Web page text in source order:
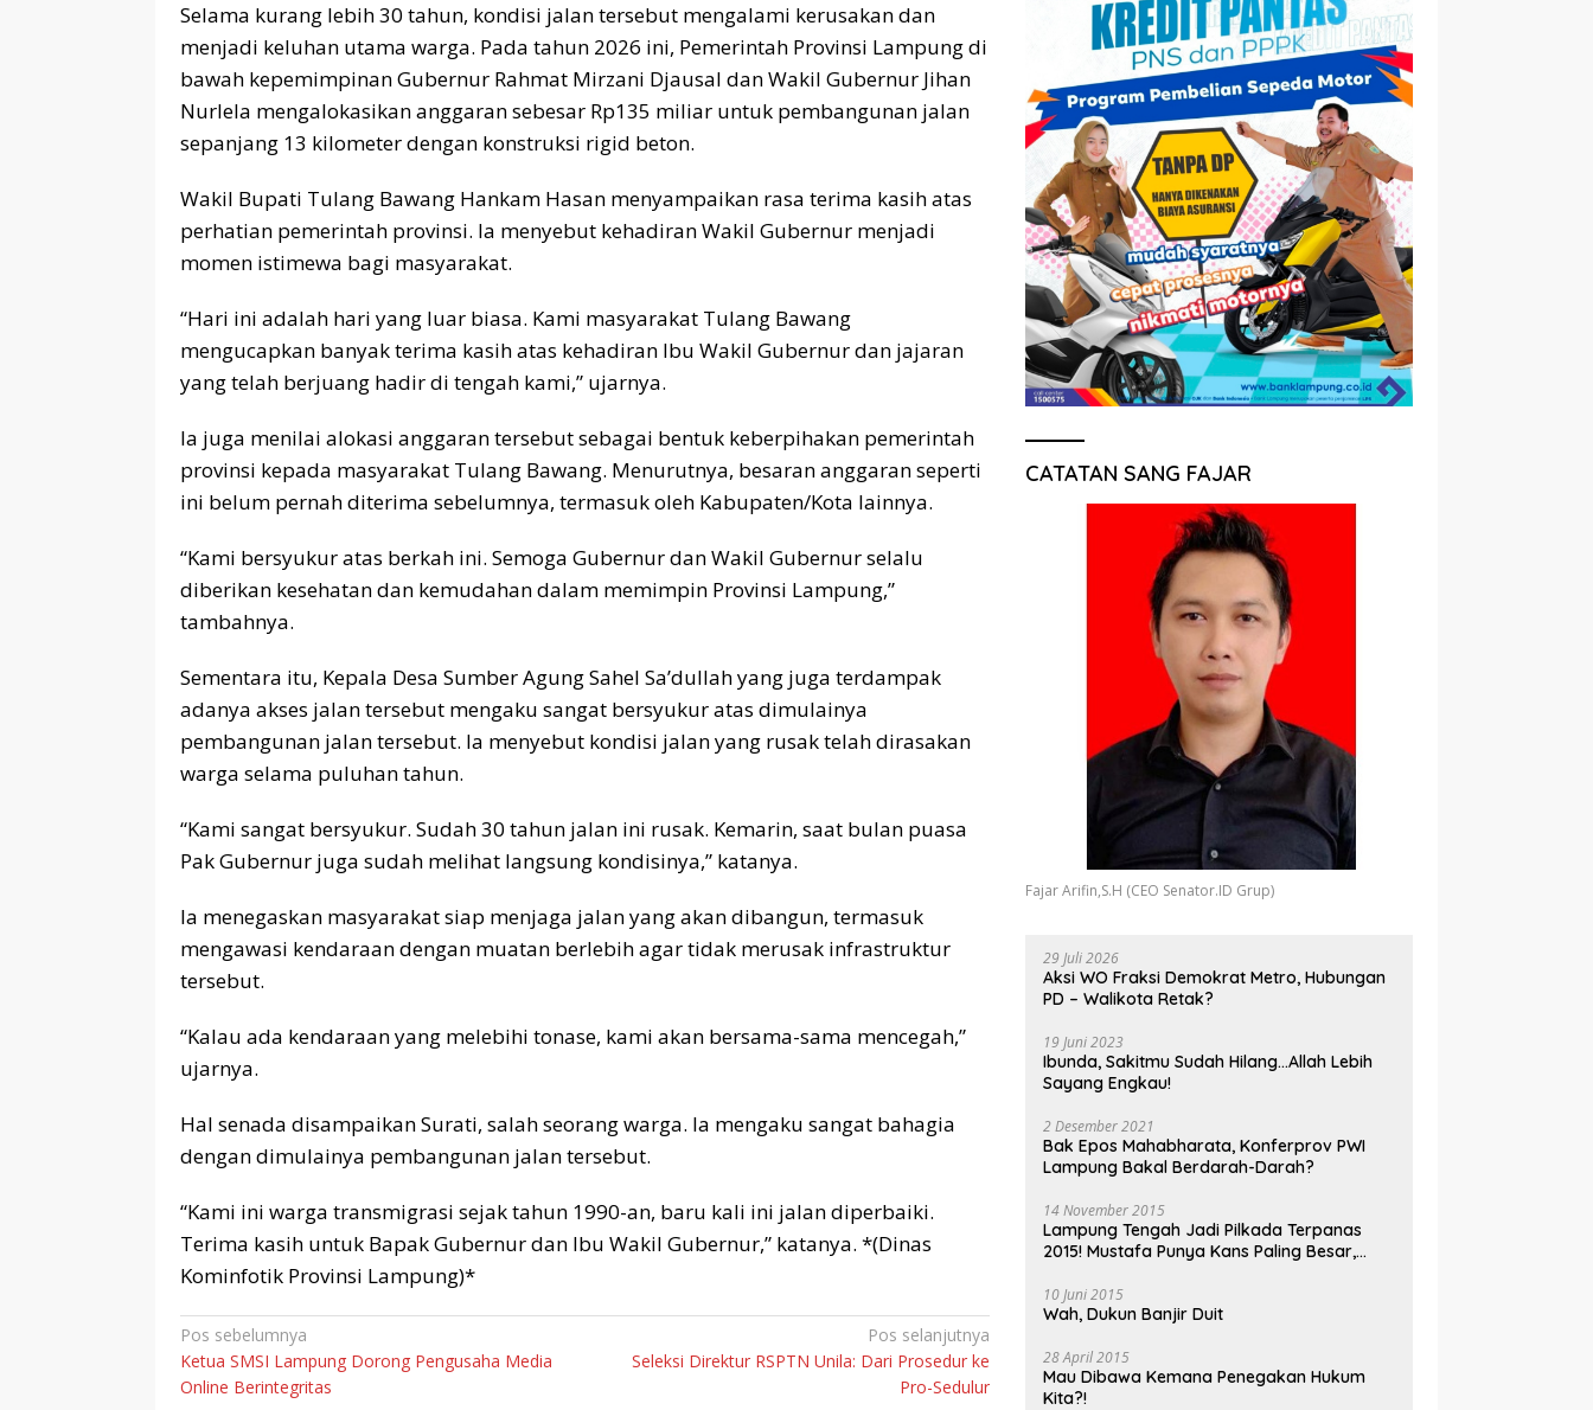
Selama kurang lebih 30 tahun, kondisi jalan tersebut mengalami kerusakan dan
menjadi keluhan utama warga. Pada tahun 2026 ini, Pemerintah Provinsi Lampung di
bawah kepemimpinan Gubernur Rahmat Mirzani Djausal dan Wakil Gubernur Jihan
Nurlela mengalokasikan anggaran sebesar Rp135 miliar untuk pembangunan jalan
sepanjang 13 kilometer dengan konstruksi rigid beton.
Wakil Bupati Tulang Bawang Hankam Hasan menyampaikan rasa terima kasih atas
perhatian pemerintah provinsi. Ia menyebut kehadiran Wakil Gubernur menjadi
momen istimewa bagi masyarakat.
“Hari ini adalah hari yang luar biasa. Kami masyarakat Tulang Bawang
mengucapkan banyak terima kasih atas kehadiran Ibu Wakil Gubernur dan jajaran
yang telah berjuang hadir di tengah kami,” ujarnya.
Ia juga menilai alokasi anggaran tersebut sebagai bentuk keberpihakan pemerintah
provinsi kepada masyarakat Tulang Bawang. Menurutnya, besaran anggaran seperti
ini belum pernah diterima sebelumnya, termasuk oleh Kabupaten/Kota lainnya.
“Kami bersyukur atas berkah ini. Semoga Gubernur dan Wakil Gubernur selalu
diberikan kesehatan dan kemudahan dalam memimpin Provinsi Lampung,”
tambahnya.
Sementara itu, Kepala Desa Sumber Agung Sahel Sa’dullah yang juga terdampak
adanya akses jalan tersebut mengaku sangat bersyukur atas dimulainya
pembangunan jalan tersebut. Ia menyebut kondisi jalan yang rusak telah dirasakan
warga selama puluhan tahun.
“Kami sangat bersyukur. Sudah 30 tahun jalan ini rusak. Kemarin, saat bulan puasa
Pak Gubernur juga sudah melihat langsung kondisinya,” katanya.
Ia menegaskan masyarakat siap menjaga jalan yang akan dibangun, termasuk
mengawasi kendaraan dengan muatan berlebih agar tidak merusak infrastruktur
tersebut.
“Kalau ada kendaraan yang melebihi tonase, kami akan bersama-sama mencegah,”
ujarnya.
Hal senada disampaikan Surati, salah seorang warga. Ia mengaku sangat bahagia
dengan dimulainya pembangunan jalan tersebut.
“Kami ini warga transmigrasi sejak tahun 1990-an, baru kali ini jalan diperbaiki.
Terima kasih untuk Bapak Gubernur dan Ibu Wakil Gubernur,” katanya. *(Dinas
Kominfotik Provinsi Lampung)*
Navigasi
pos
Pos sebelumnya
Ketua SMSI Lampung Dorong Pengusaha Media
Online Berintegritas
Pos selanjutnya
Seleksi Direktur RSPTN Unila: Dari Prosedur ke
Pro-Sedulur
CATATAN SANG FAJAR
Fajar Arifin,S.H (CEO Senator.ID Grup)
29 Juli 2026
Aksi WO Fraksi Demokrat Metro, Hubungan
PD – Walikota Retak?
19 Juni 2023
Ibunda, Sakitmu Sudah Hilang…Allah Lebih
Sayang Engkau!
2 Desember 2021
Bak Epos Mahabharata, Konferprov PWI
Lampung Bakal Berdarah-Darah?
14 November 2015
Lampung Tengah Jadi Pilkada Terpanas
2015! Mustafa Punya Kans Paling Besar,
10 Juni 2015
Wah, Dukun Banjir Duit
28 April 2015
Mau Dibawa Kemana Penegakan Hukum
Kita?!